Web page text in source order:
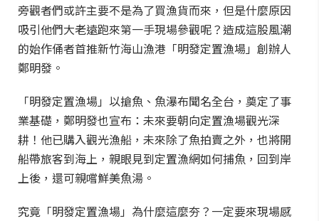
旁觀者們或許主要不是為了買漁貨而來，但是什麼原因
吸引他們大老遠跑來第一手現場參觀呢？造成這股風潮
的始作俑者首推新竹海山漁港「明發定置漁場」創辦人
鄭明發。
「明發定置漁場」以搶魚、魚瀑布聞名全台，奠定了事
業基礎，鄭明發也宣布：未來要朝向定置漁場觀光深
耕！他已購入觀光漁船，未來除了魚拍賣之外，也將開
船帶旅客到海上，親眼見到定置漁網如何捕魚，回到岸
上後，還可親嚐鮮美魚湯。
究竟「明發定置漁場」為什麼這麼夯？一定要來現場感